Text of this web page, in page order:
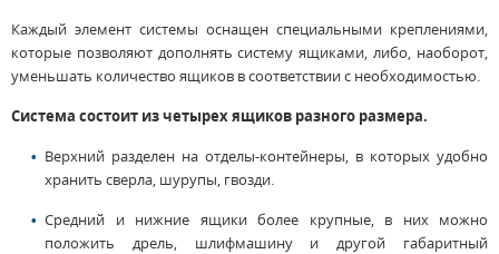
Каждый элемент системы оснащен специальными креплениями,
которые позволяют дополнять систему ящиками, либо, наоборот,
уменьшать количество ящиков в соответствии с необходимостью.
Система состоит из четырех ящиков разного размера.
Верхний разделен на отделы-контейнеры, в которых удобно
хранить сверла, шурупы, гвозди.
Средний и нижние ящики более крупные, в них можно
положить дрель, шлифмашину и другой габаритный